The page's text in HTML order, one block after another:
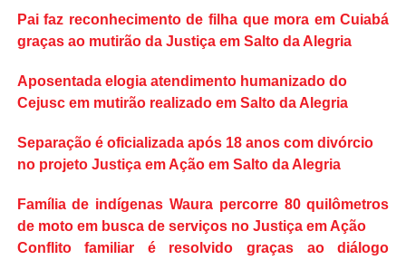
Pai faz reconhecimento de filha que mora em Cuiabá
graças ao mutirão da Justiça em Salto da Alegria
Aposentada elogia atendimento humanizado do
Cejusc em mutirão realizado em Salto da Alegria
Separação é oficializada após 18 anos com divórcio
no projeto Justiça em Ação em Salto da Alegria
Família de indígenas Waura percorre 80 quilômetros
de moto em busca de serviços no Justiça em Ação
Conflito familiar é resolvido graças ao diálogo